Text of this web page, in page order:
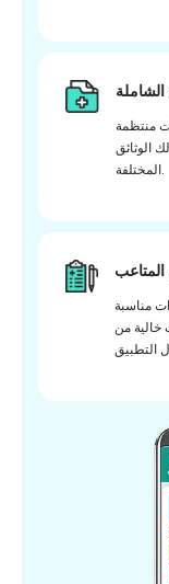
منتظمة
الوثائق
المختلفة.
المتاعب
مناسبة
خالية من